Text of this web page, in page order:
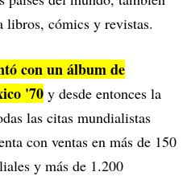
libros, cómics y revistas.
con un álbum de
'70 y desde entonces la
las citas mundialistas
con ventas en más de 150
y más de 1.200